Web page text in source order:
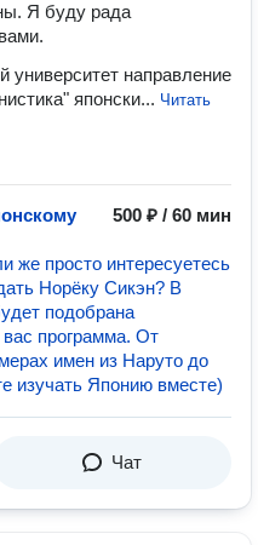
Я буду рада
университет направление
японски... Читать
500 ₽ / 60 мин
же просто интересуетесь
Норёку Сикэн? В
подобрана
программа. От
имен из Наруто до
изучать Японию вместе)
Чат